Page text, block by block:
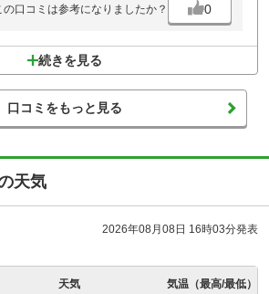
の口コミは参考になりましたか？ 0
続きを見る
口コミをもっと見る
天気
2026年08月08日 16時03分発表
天気 気温（最高/最低）